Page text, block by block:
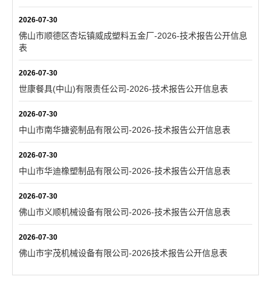
2026-07-30
佛山市顺德区杏坛镇威成塑料五金厂-2026-技术报告公开信息
表
2026-07-30
世康餐具(中山)有限责任公司-2026-技术报告公开信息表
2026-07-30
中山市南华搪瓷制品有限公司-2026-技术报告公开信息表
2026-07-30
中山市华迪橡塑制品有限公司-2026-技术报告公开信息表
2026-07-30
佛山市义顺机械设备有限公司-2026-技术报告公开信息表
2026-07-30
佛山市宇茂机械设备有限公司-2026技术报告公开信息表